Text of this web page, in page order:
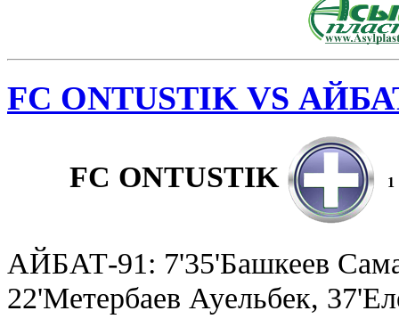
FC ONTUSTIK VS
FC ONTUSTIK 1
АЙБАТ-91: 7'35'Башкеев
22'Метербаев Ауельбек,